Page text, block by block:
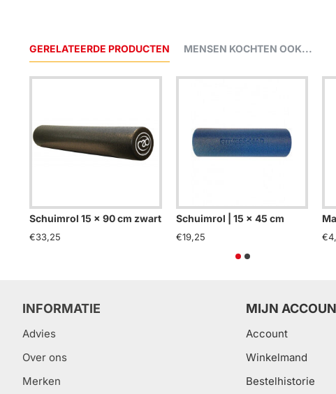
GERELATEERDE PRODUCTEN MENSEN KOCHTEN OOK...
Schuimrol 15 x 90 cm zwart
€33,25
Schuimrol | 15 x 45 cm
€19,25
INFORMATIE
Advies
Over ons
Merken
MIJN
Account
Winkelmand
Bestelhistorie